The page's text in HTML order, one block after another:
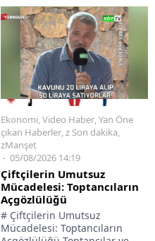
Ekonomi,Video Haber,Yan Öne
çıkan Haberler,z Son dakika,
zManşet
05/08/2026 14:19
Çiftçilerin Umutsuz
Mücadelesi: Toptancıların
Açgözlülüğü
# Çiftçilerin Umutsuz
Mücadelesi: Toptancıların